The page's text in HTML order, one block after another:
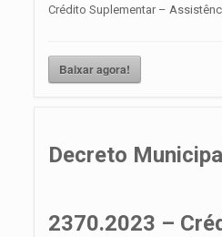
Crédito Suplementar –
Baixar agora!
Decreto
2370.2023 –